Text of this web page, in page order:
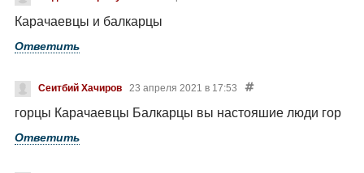
Карачаевцы и балкарцы
Ответить
Сеитбий Хачиров 23 апреля 2021 в 17:53
горцы Карачаевцы Балкарцы вы настояшие люди гор
Ответить